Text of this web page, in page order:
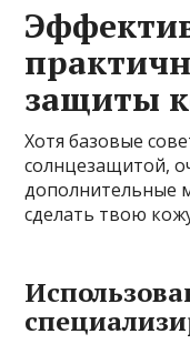
защиты
Хотя базовые
солнцезащитой,
дополнительные
сделать твою